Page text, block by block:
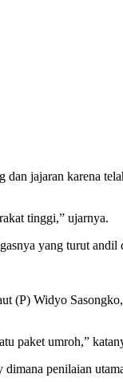
jajaran karena
tinggi,” ujarnya.
yang turut andil
(P) Widyo
paket umroh,”
penilaian